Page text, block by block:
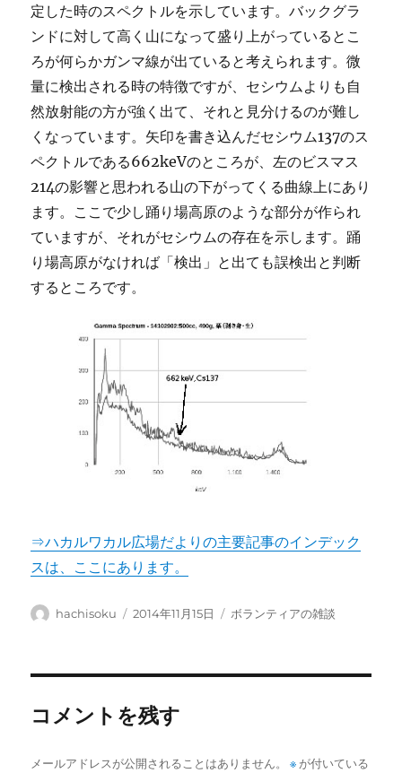
定した時のスペクトルを示しています。バックグラ
ンドに対して高く山になって盛り上がっているとこ
ろが何らかガンマ線が出ていると考えられます。微
量に検出される時の特徴ですが、セシウムよりも自
然放射能の方が強く出て、それと見分けるのが難し
くなっています。矢印を書き込んだセシウム137のス
ペクトルである662keVのところが、左のビスマス
214の影響と思われる山の下がってくる曲線上にあり
ます。ここで少し踊り場高原のような部分が作られ
ていますが、それがセシウムの存在を示します。踊
り場高原がなければ「検出」と出ても誤検出と判断
するところです。
⇒ハカルワカル広場だよりの主要記事のインデック
スは、ここにあります。
投
hachisoku
投
2014年11月15日
カ
ボランティアの雑談
コメントを残す
メールアドレスが公開されることはありません。 ※ が付いている